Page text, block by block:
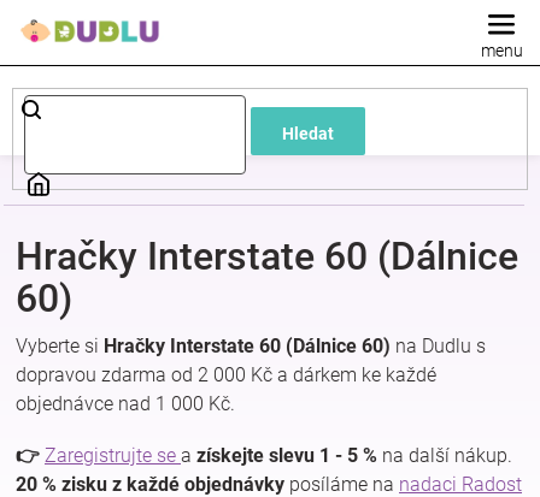
Hledat
Dětské
a
oblečení
Pokojíček
a
kojenecká
Hračky Interstate 60 (Dálnice
60)
Vyberte si Hračky Interstate 60 (Dálnice 60) na Dudlu s
dopravou zdarma od 2 000 Kč a dárkem ke každé
objednávce nad 1 000 Kč.
👉 Zaregistrujte se a získejte slevu 1 - 5 % na další nákup.
20 % zisku z každé objednávky posíláme na nadaci Radost